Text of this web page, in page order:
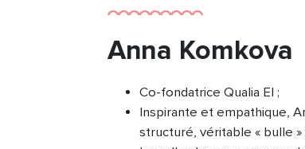
Anna Komkova
Co-fondatrice Qualia EI ;
Inspirante et empathique,
structuré, véritable « bulle